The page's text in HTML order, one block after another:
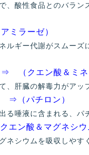
酸性食品とのバラン
ラーゼ）
ギー代謝がスムーズ
（クエン酸＆ミネ
肝臓の解毒力がアッ
⇒（パチロン）
唾液に含まれる、パ
ン酸＆マグネシウ
シウムを吸収しやす